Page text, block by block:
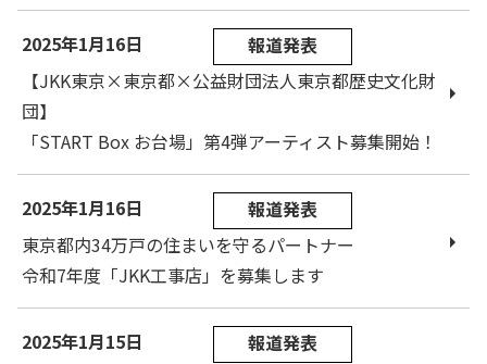
2025年1月16日
報道発表
【JKK東京×東京都×公益財団法人東京都歴史文化財
団】
「START Box お台場」第4弾アーティスト募集開始！
2025年1月16日
報道発表
東京都内34万戸の住まいを守るパートナー
令和7年度「JKK工事店」を募集します
2025年1月15日
報道発表